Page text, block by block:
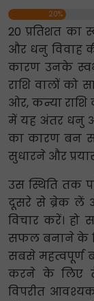
20%
20 प्रतिशत
और धनु विवाह
कारण उनके
राशि वालों को
ओर, कन्या राशि
में यह अंतर धनु
का कारण बन
सुधारने और
उस स्थिति तक
दूसरे से ब्रेक लें
विचार करें। हो
सफल बनाने के
सबसे महत्वपूर्ण
करने के लिए
विपरीत